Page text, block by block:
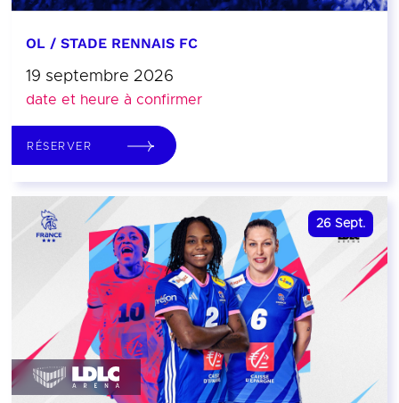
OL / STADE RENNAIS FC
19 septembre 2026
date et heure à confirmer
RÉSERVER
26 Sept.